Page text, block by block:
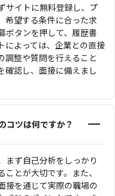
サイトに無料登録し、プ
希望する条件に合った求
ボタンを押して、履歴書
によっては、企業との直接
調整や質問を行えること
確認し、面接に備えまし
コツは何ですか？
まず自己分析をしっかり
とが大切です。また、
接を通じて実際の職場の